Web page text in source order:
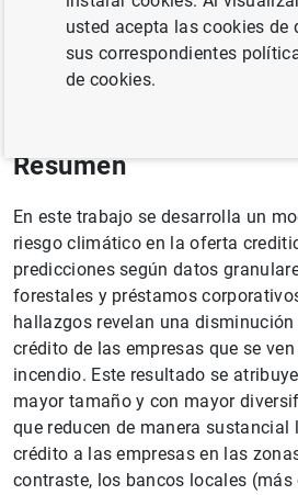
Climate Risk, Soft
Supply(170KB)
Resumen
En este trabajo se desarrolla un
riesgo climático en la oferta
predicciones según datos
forestales y préstamos
hallazgos revelan una
crédito de las empresas que se
incendio. Este resultado se
mayor tamaño y con mayor
que reducen de manera sustancial
crédito a las empresas en las
contraste, los bancos locales
usted acepta las cookies de
sus correspondientes
de cookies.